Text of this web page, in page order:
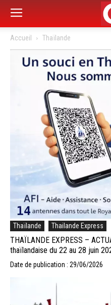
Accueil Thaïlande
Thaïlande Thailande Express
THAÏLANDE EXPRESS –
thaïlandaise du 22 au 28 juin
Date de publication : 29/06/2026